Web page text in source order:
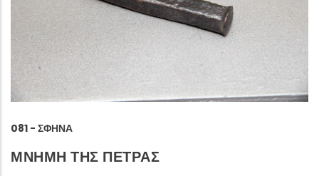
081 - ΣΦΉΝΑ
ΜΝΗΜΗ ΤΗΣ ΠΕΤΡΑΣ